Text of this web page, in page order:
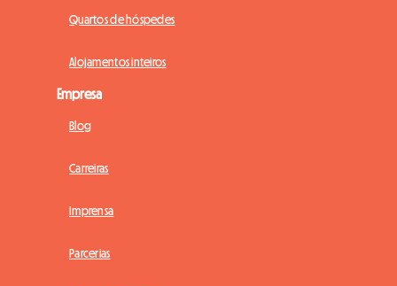
Quartos de hóspedes
Alojamentos inteiros
Empresa
Blog
Carreiras
Imprensa
Parcerias